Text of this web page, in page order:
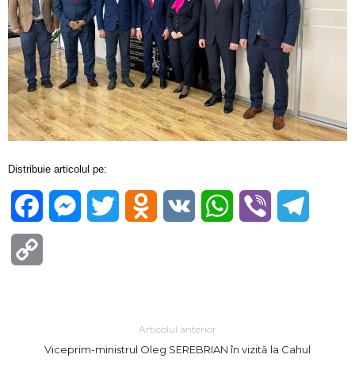
Distribuie articolul pe:
FacebookMessenger
Twitter Odnoklassniki
VK WhatsApp
Viber
Articolul anterior
Viceprim-ministrul Oleg SEREBRIAN în vizită la Cahul